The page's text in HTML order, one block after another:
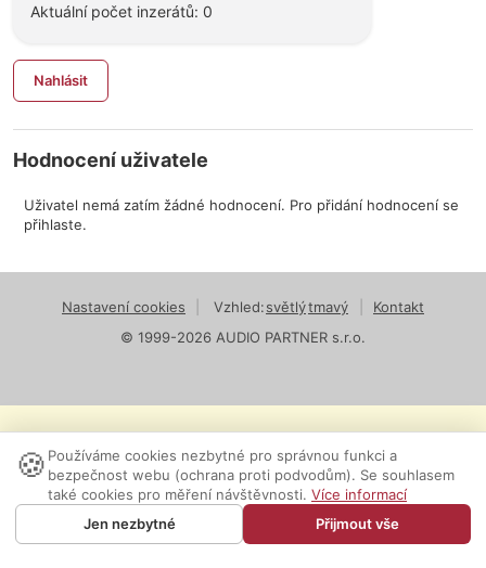
Aktuální počet inzerátů: 0
Nahlásit
Hodnocení uživatele
Uživatel nemá zatím žádné hodnocení. Pro přidání hodnocení se
přihlaste.
Nastavení cookies Vzhled:světlýtmavý
Kontakt
© 1999-2026 AUDIO PARTNER s.r.o.
🍪 Používáme cookies nezbytné pro správnou funkci a
bezpečnost webu (ochrana proti podvodům). Se souhlasem
také cookies pro měření návštěvnosti. Více informací
Jen nezbytné
Přijmout vše